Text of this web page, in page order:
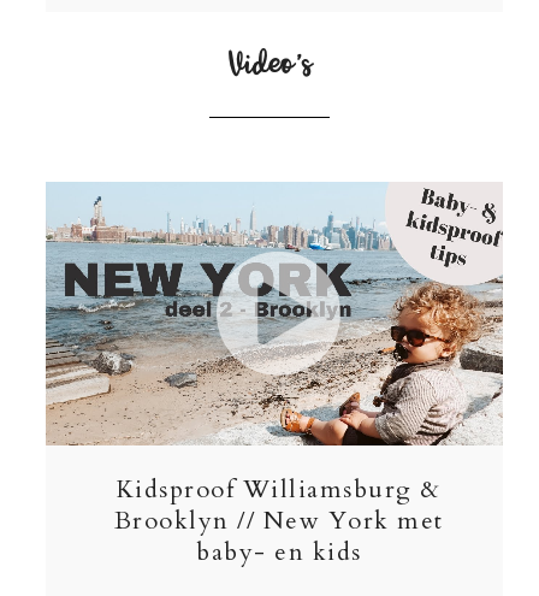
Video’s
Kidsproof Williamsburg &
Brooklyn // New York met
baby- en kids